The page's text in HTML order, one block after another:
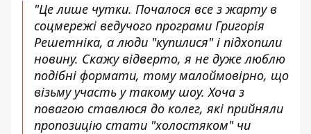
"Це лише чутки. Почалося все з жарту в
соцмережі ведучого програми Григорія
Решетніка, а люди "купилися" і підхопили
новину. Скажу відверто, я не дуже люблю
подібні формати, тому малоймовірно, що
візьму участь у такому шоу. Хоча з
повагою ставлюся до колег, які прийняли
пропозицію стати "холостяком" чи